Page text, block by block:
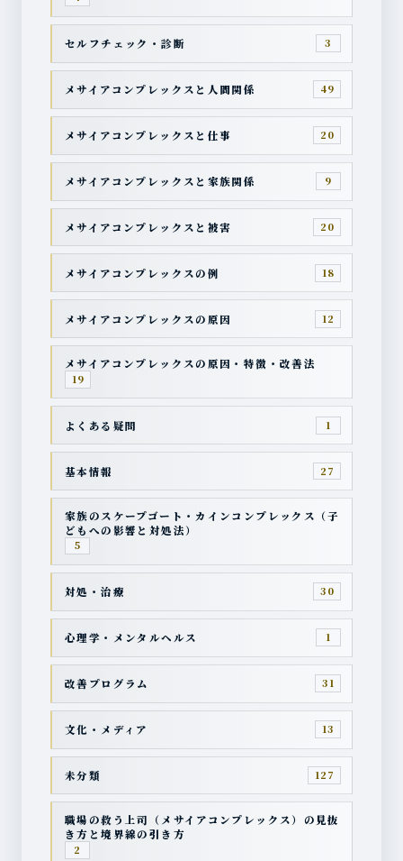
セルフチェック・診断 3
メサイアコンプレックスと人間関係 49
メサイアコンプレックスと仕事 20
メサイアコンプレックスと家族関係 9
メサイアコンプレックスと被害 20
メサイアコンプレックスの例 18
メサイアコンプレックスの原因 12
メサイアコンプレックスの原因・特徴・改善法
19
よくある疑問 1
基本情報 27
家族のスケープゴート・カインコンプレックス（子
どもへの影響と対処法）
5
対処・治療 30
心理学・メンタルヘルス 1
改善プログラム 31
文化・メディア 13
未分類 127
職場の救う上司（メサイアコンプレックス）の見抜
き方と境界線の引き方
2